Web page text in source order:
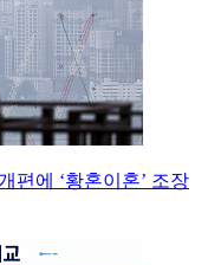
편에 ‘황혼이혼’ 조장